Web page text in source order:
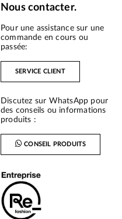
Nous contacter.
Pour une assistance sur une
commande en cours ou
passée:
SERVICE CLIENT
Discutez sur WhatsApp pour
des conseils ou informations
produits :
CONSEIL PRODUITS